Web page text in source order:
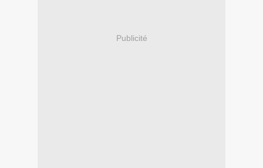
Publicité